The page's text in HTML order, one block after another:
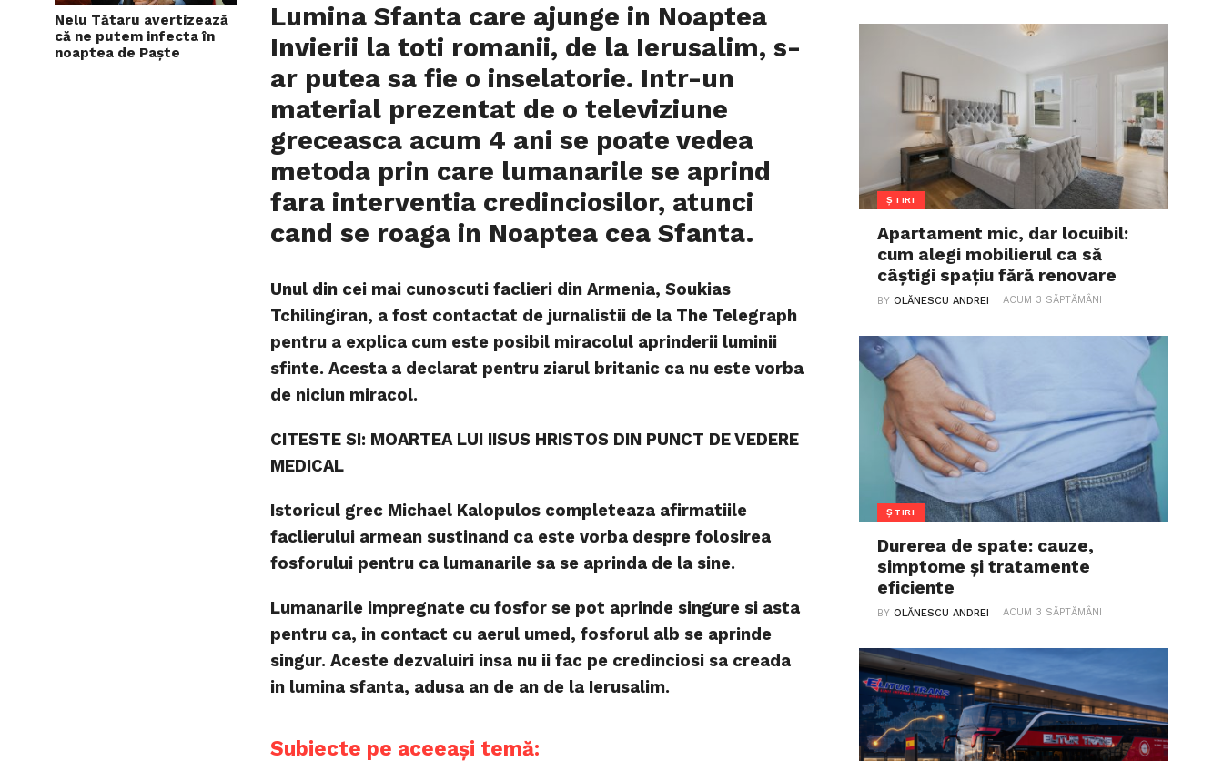
Nelu Tătaru avertizează
că ne putem infecta în
noaptea de Paște
Lumina Sfanta care ajunge in Noaptea
Invierii la toti romanii, de la Ierusalim, s-
ar putea sa fie o inselatorie. Intr-un
material prezentat de o televiziune
greceasca acum 4 ani se poate vedea
metoda prin care lumanarile se aprind
fara interventia credinciosilor, atunci
cand se roaga in Noaptea cea Sfanta.
Unul din cei mai cunoscuti faclieri din Armenia, Soukias
Tchilingiran, a fost contactat de jurnalistii de la The Telegraph
pentru a explica cum este posibil miracolul aprinderii luminii
sfinte. Acesta a declarat pentru ziarul britanic ca nu este vorba
de niciun miracol.
CITESTE SI: MOARTEA LUI IISUS HRISTOS DIN PUNCT DE VEDERE
MEDICAL
Istoricul grec Michael Kalopulos completeaza afirmatiile
faclierului armean sustinand ca este vorba despre folosirea
fosforului pentru ca lumanarile sa se aprinda de la sine.
Lumanarile impregnate cu fosfor se pot aprinde singure si asta
pentru ca, in contact cu aerul umed, fosforul alb se aprinde
singur. Aceste dezvaluiri insa nu ii fac pe credinciosi sa creada
in lumina sfanta, adusa an de an de la Ierusalim.
Subiecte pe aceeași temă:
ȘTIRI
Apartament mic, dar locuibil:
cum alegi mobilierul ca să
câștigi spațiu fără renovare
BYOLĂNESCU ANDREI ACUM 3 SĂPTĂMÂNI
ȘTIRI
Durerea de spate: cauze,
simptome și tratamente
eficiente
BYOLĂNESCU ANDREI ACUM 3 SĂPTĂMÂNI